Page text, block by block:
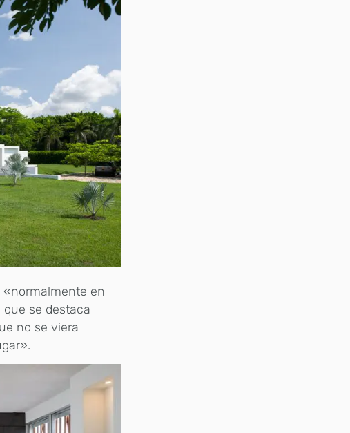
«normalmente en
que se destaca
no se viera